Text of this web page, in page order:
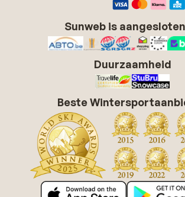
Sunweb is
Duurzaamheid
Beste